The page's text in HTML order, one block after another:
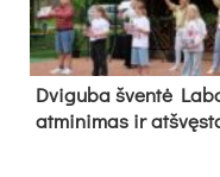
Dvi­gu­ba šven­tė
at­mi­ni­mas ir